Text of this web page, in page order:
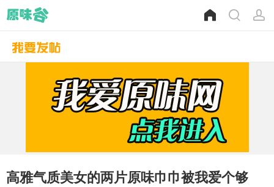
高雅气质美女的两片原味巾巾被我爱个够